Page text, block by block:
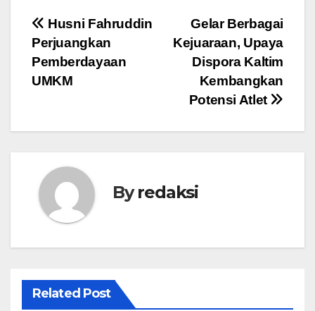
Navigasi
pos
Gelar Berbagai
Kejuaraan, Upaya
Dispora Kaltim
Kembangkan
Potensi Atlet
Husni Fahruddin
Perjuangkan
Pemberdayaan
UMKM
Byredaksi
Related Post